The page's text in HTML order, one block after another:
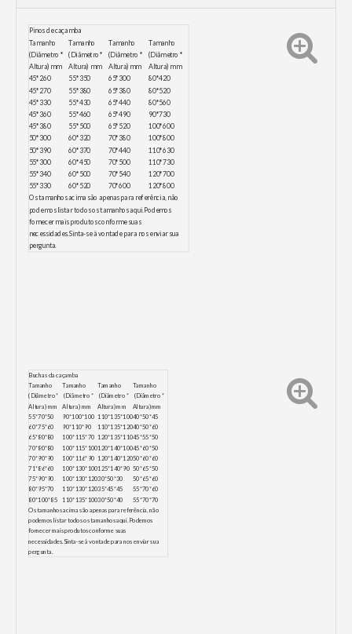
Pinos de caçamba
Tamanho
(Diâmetro *
Altura) mm
Tamanho
(Diâmetro *
Altura) mm
Tamanho
(Diâmetro *
Altura) mm
Tamanho
(Diâmetro *
Altura) mm
45*260
55*350 65*300
80*420
45*270
55*380 65*380
80*520
45*330
55*430 65*440
80*560
45*360
55*460 65*490
90*730
45*380
55*500 65*520
100*600
50*300
60*320 70*380
100*800
50*390
60*370 70*440
110*630
55*300
60*450 70*500
110*730
55*340
60*500 70*540
120*700
55*330
60*520 70*600
120*800
Os tamanhos acima são apenas para referência, não
podemos listar todos os tamanhos aqui.Podemos
fornecer mais produtos conforme suas
necessidades.Sinta-se à vontade para nos enviar sua
pergunta.
Buchas da caçamba
Tamanho
(Diâmetro *
Altura) mm
Tamanho
(Diâmetro *
Altura) mm
Tamanho
(Diâmetro *
Altura) mm
Tamanho
(Diâmetro *
Altura) mm
55*70*50
90*100*100 110*135*10040*50*45
60*75*60
90*110*90 110*135*12040*50*60
65*80*80
100*115*70 120*135*11045*55*50
70*80*80 100*115*100120*140*10045*60*50
70*90*90 100*116*90 120*140*12050*60*60
71*86*60
100*130*100125*140*90 50*65*50
75*90*90
100*130*12030*50*30
50*65*60
80*95*70
110*130*12035*45*45
55*70*60
80*100*85
110*135*10030*50*40
55*70*70
Os tamanhos acima são apenas para referência, não
podemos listar todos os tamanhos aqui.Podemos
fornecer mais produtos conforme suas
necessidades.Sinta-se à vontade para nos enviar sua
pergunta.